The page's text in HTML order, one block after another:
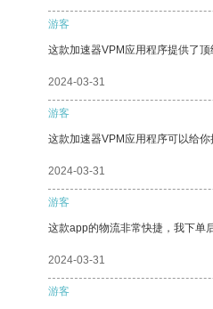
游客
这款加速器VPM应用程序提供了顶
2024-03-31
游客
这款加速器VPM应用程序可以给
2024-03-31
游客
这款app的物流非常快捷，我下单
2024-03-31
游客